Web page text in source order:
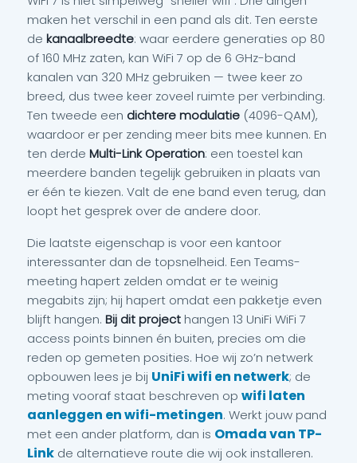
maken het verschil in een pand als dit. Ten eerste
de kanaalbreedte: waar eerdere generaties op 80
of 160 MHz zaten, kan WiFi 7 op de 6 GHz-band
kanalen van 320 MHz gebruiken — twee keer zo
breed, dus twee keer zoveel ruimte per verbinding.
Ten tweede een dichtere modulatie (4096-QAM),
waardoor er per zending meer bits mee kunnen. En
ten derde Multi-Link Operation: een toestel kan
meerdere banden tegelijk gebruiken in plaats van
er één te kiezen. Valt de ene band even terug, dan
loopt het gesprek over de andere door.
Die laatste eigenschap is voor een kantoor
interessanter dan de topsnelheid. Een Teams-
meeting hapert zelden omdat er te weinig
megabits zijn; hij hapert omdat een pakketje even
blijft hangen. Bij dit project hangen 13 UniFi WiFi 7
access points binnen én buiten, precies om die
reden op gemeten posities. Hoe wij zo’n netwerk
opbouwen lees je bij UniFi wifi en netwerk; de
meting vooraf staat beschreven op wifi laten
aanleggen en wifi-metingen. Werkt jouw pand
met een ander platform, dan is Omada van TP-
Link de alternatieve route die wij ook installeren.